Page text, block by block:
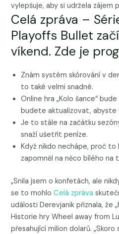
vylepšuje, aby si udržela zájem
Celá zpráva –
Playoffs Bullet
víkend. Zde je
Znám systém skórování v
to také velmi snadné.
Online hra „Kolo šance“
budete aktualizovat, abyste
Je to stále na začátku
snaží ušetřit peníze.
Když nikdo nechápe, proč to
zapomněl na něco bílého na
„Snila jsem o konfetách, ale
se to mohloCelá zpráva
události Derevjanik přiznala, že
Historie hry Wheel away from
přesahující milion dolarů. „Skoro